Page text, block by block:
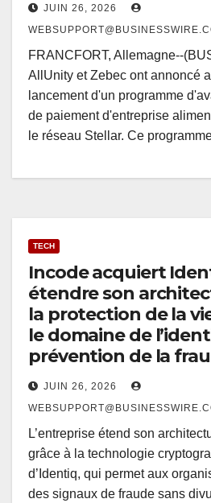
JUIN 26, 2026
FRANCFORT, Allemagne--
AllUnity et Zebec ont annoncé
lancement d'un programme
de paiement d'entreprise
le réseau Stellar. Ce
TECH
Incode acquiert
étendre son
la protection de la
le domaine de
prévention de la
JUIN 26, 2026
L’entreprise étend son
grâce à la technologie
d’Identiq, qui permet aux
des signaux de fraude sans